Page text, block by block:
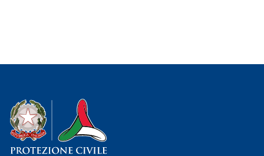
Dipartimento della Protezione Civile